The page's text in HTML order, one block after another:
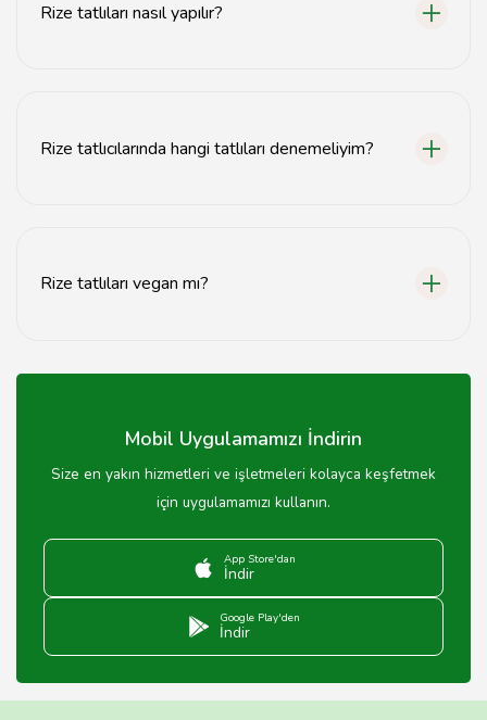
Rize tatlıları nasıl yapılır?
Rize tatlıcılarında hangi tatlıları denemeliyim?
Rize tatlıları vegan mı?
değildir; ancak bazı alternatifler bulunabilir.
Mobil Uygulamamızı İndirin
Size en yakın hizmetleri ve işletmeleri kolayca keşfetmek
için uygulamamızı kullanın.
App Store'dan
İndir
Google Play'den
İndir